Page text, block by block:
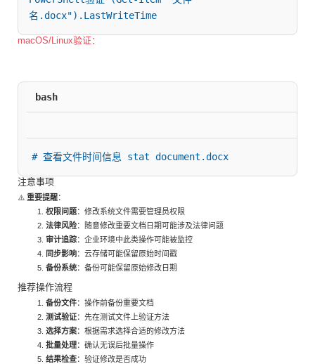
名.docx").LastWriteTime
macOS/Linux验证：
bash
# 查看文件时间信息 stat document.docx
注意事项
⚠️ 重要提醒：
权限问题：修改系统文件需要管理员权限
法律风险：随意修改重要文档日期可能涉及法律问题
审计追踪：企业环境中此类操作可能被监控
同步影响：云存储可能保留原始时间戳
备份系统：备份可能保留原始修改日期
推荐操作流程
备份文件：操作前备份重要文档
测试验证：先在测试文件上验证方法
选择方案：根据需求选择合适的修改方法
批量处理：确认无误后批量操作
结果检查：验证修改是否成功